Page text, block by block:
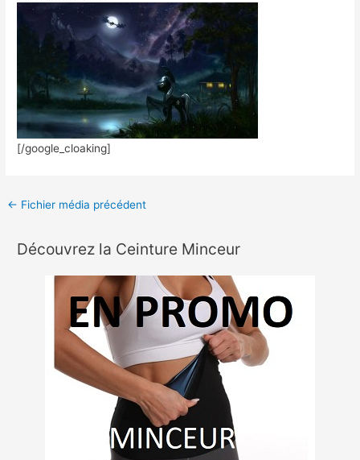
[/google_cloaking]
← Fichier média précédent
Découvrez la Ceinture Minceur